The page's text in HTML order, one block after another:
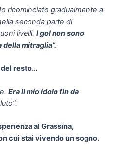
ricominciato gradualmente a
seconda parte di
livelli. I gol non sono
della mitraglia”.
resto…
Era il mio idolo fin da
al Grassina,
cui stai vivendo un sogno.